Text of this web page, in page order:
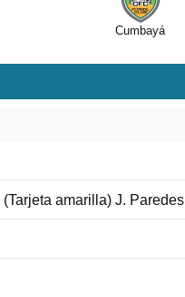
Cumbayá
(Tarjeta amarilla) J. Paredes